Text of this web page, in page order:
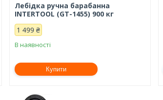
Лебідка ручна барабанна
INTERTOOL (GT-1455) 900 кг
1 499 ₴
В наявності
Купити